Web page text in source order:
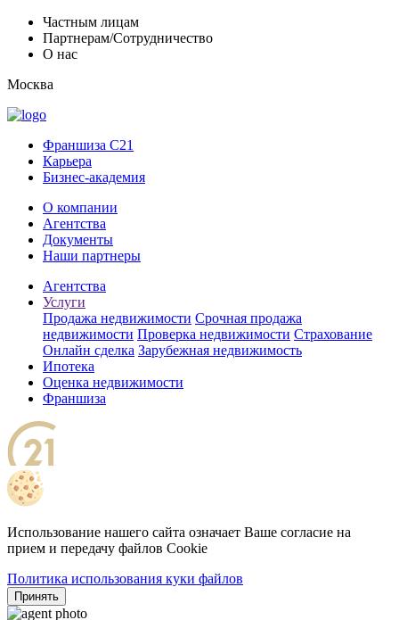
Частным лицам
Партнерам/Сотрудничество
О нас
Москва
Франшиза C21
Карьера
Бизнес-академия
О компании
Агентства
Документы
Наши партнеры
Агентства
Услуги
Продажа недвижимости Срочная продажа
недвижимости Проверка недвижимости Страхование
Онлайн сделка Зарубежная недвижимость
Ипотека
Оценка недвижимости
Франшиза
Использование нашего сайта означает Ваше согласие на
прием и передачу файлов Cookie
Политика использования куки файлов
Принять